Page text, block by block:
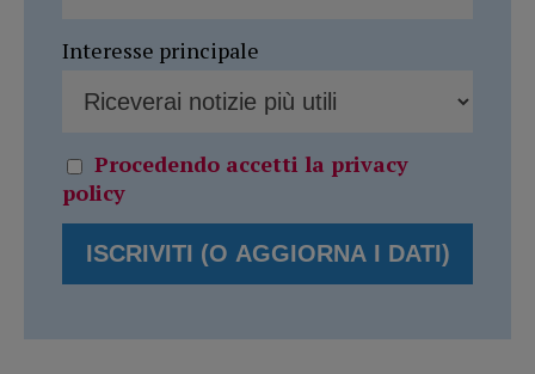
Interesse principale
Procedendo accetti la privacy
policy